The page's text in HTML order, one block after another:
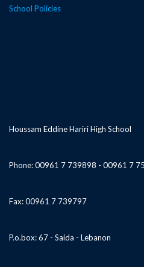
School Policies
Houssam Eddine Hariri High School
Phone: 00961 7 739898 - 00961 7
Fax: 00961 7 739797
P.o.box: 67 - Saida - Lebanon